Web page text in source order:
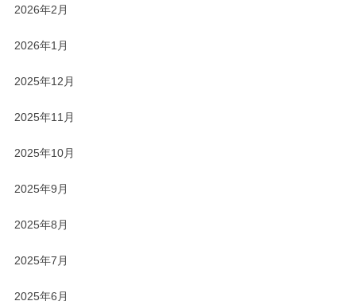
2026年2月
2026年1月
2025年12月
2025年11月
2025年10月
2025年9月
2025年8月
2025年7月
2025年6月